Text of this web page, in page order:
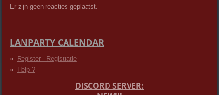
Er zijn geen reacties geplaatst.
LANPARTY CALENDAR
Register - Registratie
Help ?
DISCORD SERVER: